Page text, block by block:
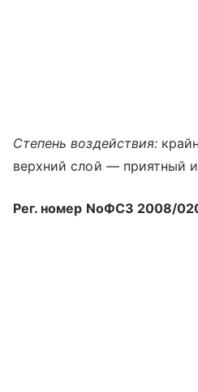
Степень воздействия:
верхний слой — приятный
Рег. номер NoФСЗ 2008/